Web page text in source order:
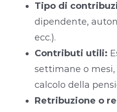
Tipo di
dipendente,
ecc.).
Contributi utili:
settimane o
calcolo della
Retribuzione o